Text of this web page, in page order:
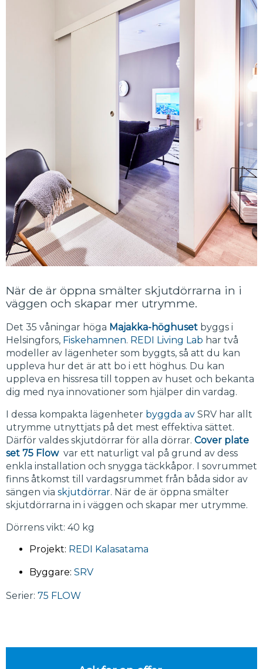
När de är öppna smälter skjutdörrarna in i
väggen och skapar mer utrymme.
Det 35 våningar höga Majakka-höghuset byggs i
Helsingfors, Fiskehamnen. REDI Living Lab har två
modeller av lägenheter som byggts, så att du kan
uppleva hur det är att bo i ett höghus. Du kan
uppleva en hissresa till toppen av huset och bekanta
dig med nya innovationer som hjälper din vardag.
I dessa kompakta lägenheter byggda av SRV har allt
utrymme utnyttjats på det mest effektiva sättet.
Därför valdes skjutdörrar för alla dörrar. Cover plate
set 75 Flow var ett naturligt val på grund av dess
enkla installation och snygga täckkåpor. I sovrummet
finns åtkomst till vardagsrummet från båda sidor av
sängen via skjutdörrar. När de är öppna smälter
skjutdörrarna in i väggen och skapar mer utrymme.
Dörrens vikt: 40 kg
Projekt: REDI Kalasatama
Byggare: SRV
Serier: 75 FLOW